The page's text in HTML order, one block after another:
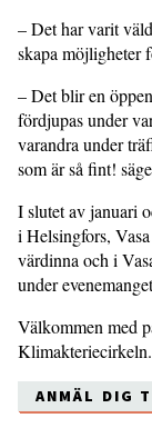
– Det har varit
skapa möjligheter
– Det blir en
fördjupas under
varandra under
som är så fint!
I slutet av januari
i Helsingfors,
värdinna och i
under
Välkommen med
Klimakteriecirkeln.
ANMÄL DIG